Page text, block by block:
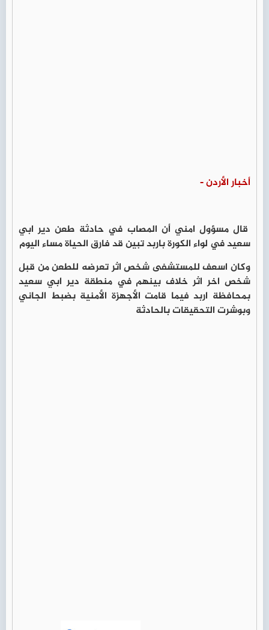
أخبار الأردن -
قال مسؤول امني أن المصاب في حادثة طعن دير ابي
سعيد في لواء الكورة باربد تبين قد فارق الحياة مساء اليوم
وكان اسعف للمستشفى شخص اثر تعرضه للطعن من قبل
شخص اخر اثر خلاف بينهم في منطقة دير ابي سعيد
بمحافظة اربد فيما قامت الأجهزة الأمنية بضبط الجاني
وبوشرت التحقيقات بالحادثة